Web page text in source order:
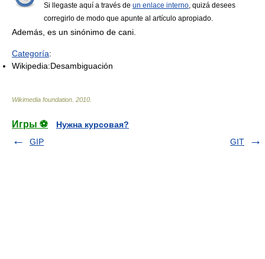
Si llegaste aquí a través de un enlace interno, quizá desees
corregirlo de modo que apunte al artículo apropiado.
Además, es un sinónimo de cani.
Categoría:
Wikipedia:Desambiguación
Wikimedia foundation 2010
Игры ⚽
Нужна курсовая?
GIP
GIT